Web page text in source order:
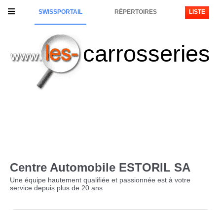
SWISSPORTAIL RÉPERTOIRES LISTE
carrosseries
Centre Automobile ESTORIL SA
Une équipe hautement qualifiée et passionnée est à votre
service depuis plus de 20 ans